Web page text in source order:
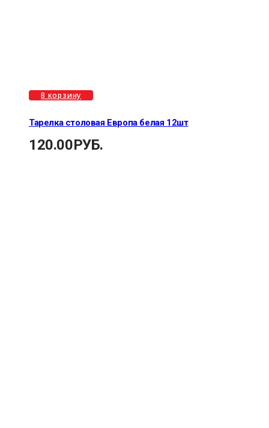
В корзину
Тарелка столовая Европа белая 12шт
120.00РУБ.